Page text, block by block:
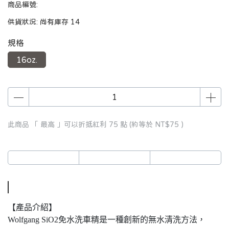
商品編號:
供貨狀況: 尚有庫存 14
規格
16oz.
此商品 「 最高 」可以折抵紅利 75 點 (約等於 NT$75 )
【產品介紹】
Wolfgang SiO2免水洗車精是一種創新的無水清洗方法，